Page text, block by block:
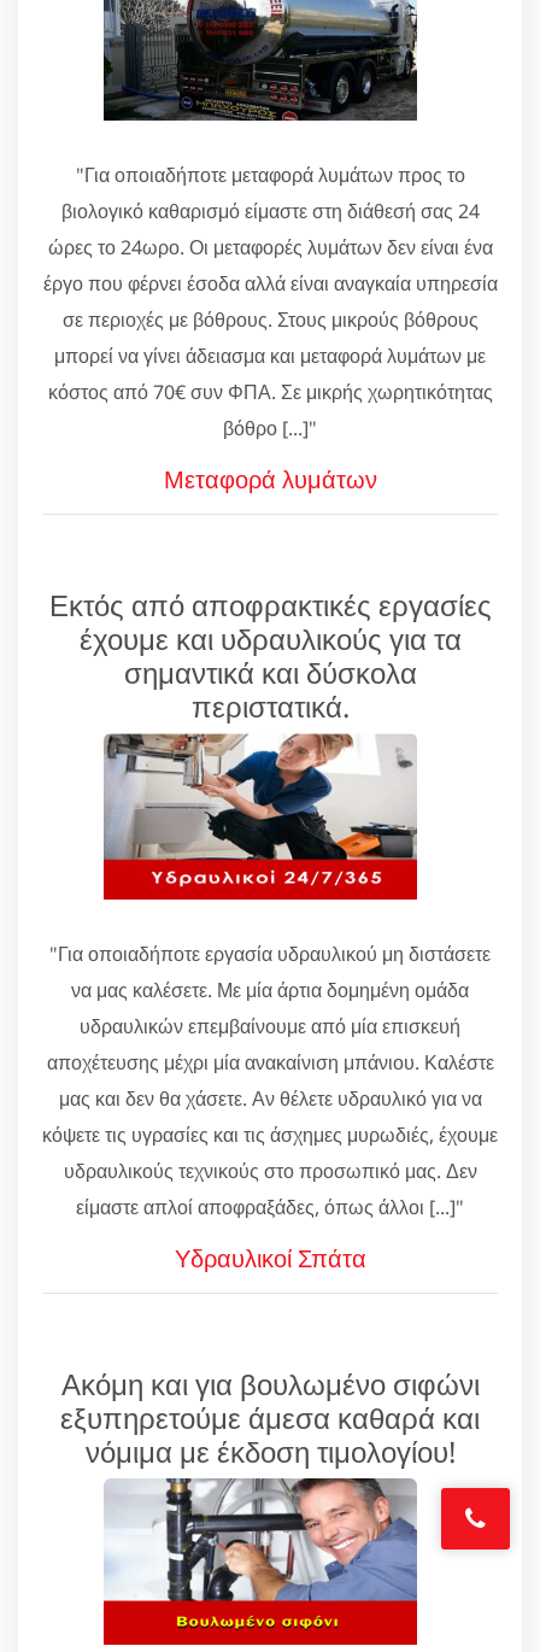
"Για οποιαδήποτε μεταφορά λυμάτων προς το
βιολογικό καθαρισμό είμαστε στη διάθεσή σας 24
ώρες το 24ωρο. Οι μεταφορές λυμάτων δεν είναι ένα
έργο που φέρνει έσοδα αλλά είναι αναγκαία υπηρεσία
σε περιοχές με βόθρους. Στους μικρούς βόθρους
μπορεί να γίνει άδειασμα και μεταφορά λυμάτων με
κόστος από 70€ συν ΦΠΑ. Σε μικρής χωρητικότητας
βόθρο [...]"
Μεταφορά λυμάτων
Εκτός από αποφρακτικές εργασίες
έχουμε και υδραυλικούς για τα
σημαντικά και δύσκολα
περιστατικά.
"Για οποιαδήποτε εργασία υδραυλικού μη διστάσετε
να μας καλέσετε. Με μία άρτια δομημένη ομάδα
υδραυλικών επεμβαίνουμε από μία επισκευή
αποχέτευσης μέχρι μία ανακαίνιση μπάνιου. Καλέστε
μας και δεν θα χάσετε. Αν θέλετε υδραυλικό για να
κόψετε τις υγρασίες και τις άσχημες μυρωδιές, έχουμε
υδραυλικούς τεχνικούς στο προσωπικό μας. Δεν
είμαστε απλοί αποφραξάδες, όπως άλλοι [...]"
Υδραυλικοί Σπάτα
Ακόμη και για βουλωμένο σιφώνι
εξυπηρετούμε άμεσα καθαρά και
νόμιμα με έκδοση τιμολογίου!